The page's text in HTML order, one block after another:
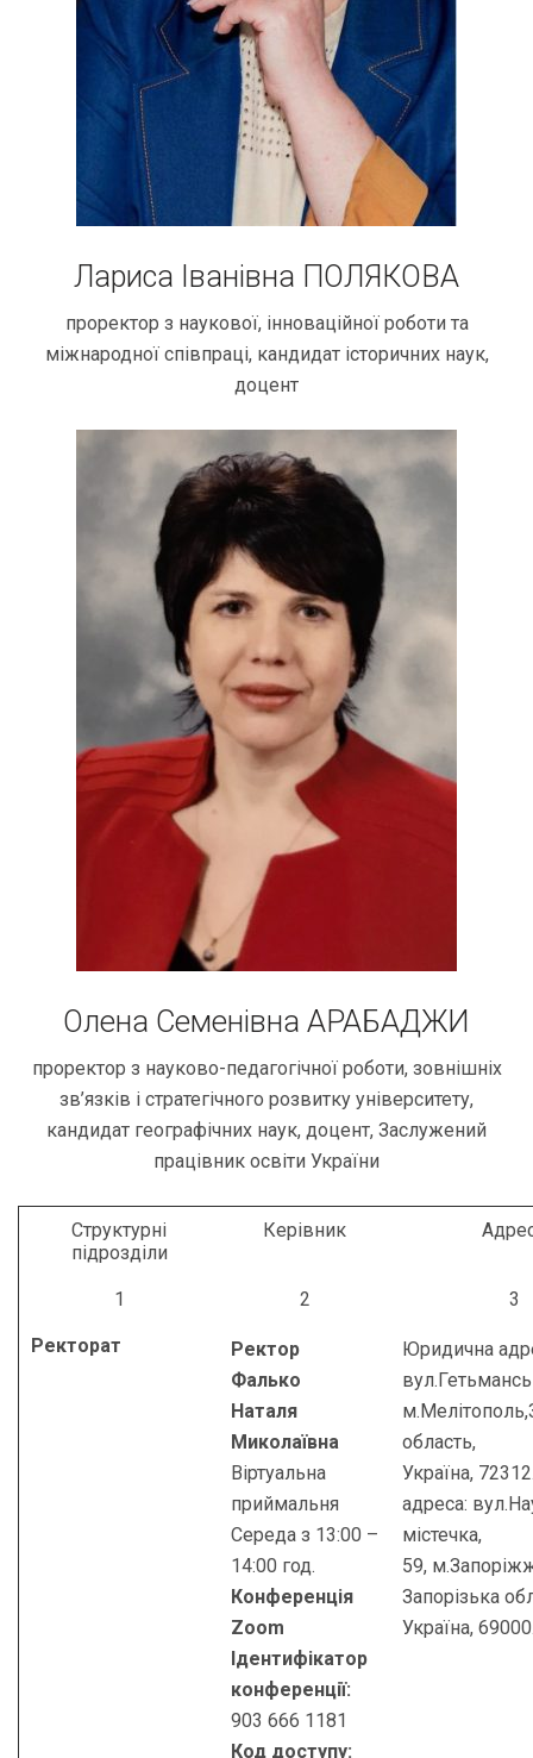
Лариса Іванівна ПОЛЯКОВА
проректор з наукової, інноваційної роботи та
міжнародної співпраці, кандидат історичних наук,
доцент
Олена Семенівна АРАБАДЖИ
проректор з науково-педагогічної роботи, зовнішніх
зв’язків і стратегічного розвитку університету,
кандидат географічних наук, доцент, Заслужений
працівник освіти України
Структурні
підрозділи
Керівник
1 2 3
Ректорат
Ректор
Фалько
Наталя
Миколаївна
Віртуальна
приймальня
Середа з 13:00 –
14:00 год.
Конференція
Zoom
Ідентифікатор
конференції:
903 666 1181
Код доступу:
Юридична
область,
Україна,
адреса:
містечка,
59,
Запорізька
Україна,